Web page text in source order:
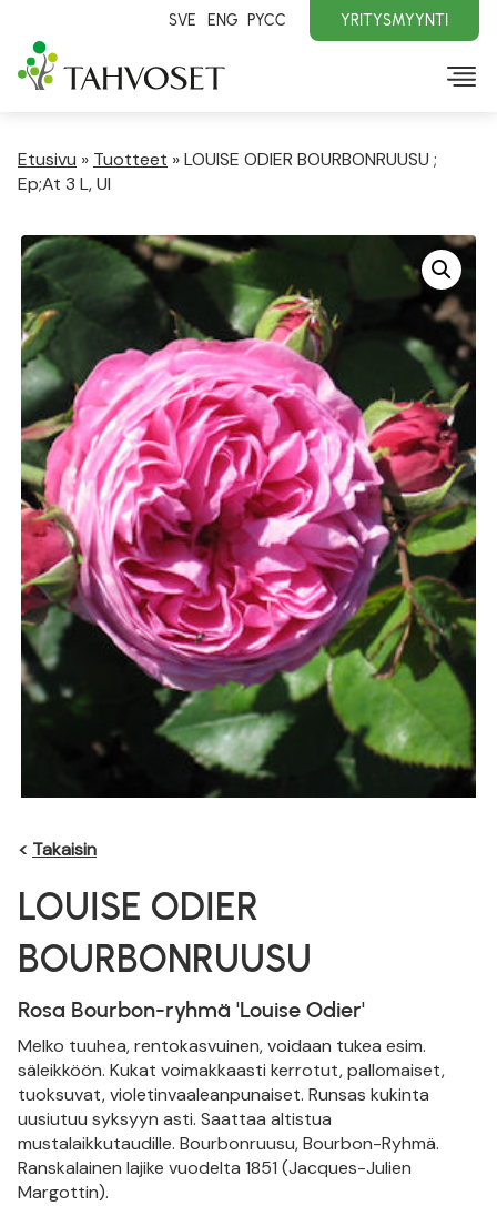
SVE ENG PYCC YRITYSMYYNTI
Etusivu » Tuotteet »LOUISE ODIER BOURBONRUUSU ;
Ep;At 3 L, Ul
< Takaisin
LOUISE ODIER
BOURBONRUUSU
Rosa Bourbon-ryhmä 'Louise Odier'
Melko tuuhea, rentokasvuinen, voidaan tukea esim.
säleikköön. Kukat voimakkaasti kerrotut, pallomaiset,
tuoksuvat, violetinvaaleanpunaiset. Runsas kukinta
uusiutuu syksyyn asti. Saattaa altistua
mustalaikkutaudille. Bourbonruusu, Bourbon-Ryhmä.
Ranskalainen lajike vuodelta 1851 (Jacques-Julien
Margottin).